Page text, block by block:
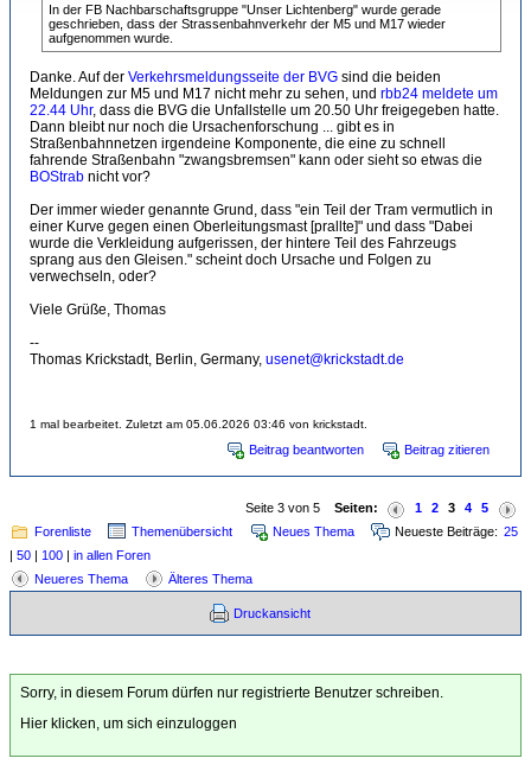
In der FB Nachbarschaftsgruppe "Unser Lichtenberg" wurde gerade
geschrieben, dass der Strassenbahnverkehr der M5 und M17 wieder
aufgenommen wurde.
Danke. Auf der Verkehrsmeldungsseite der BVG sind die beiden
Meldungen zur M5 und M17 nicht mehr zu sehen, und rbb24 meldete um
22.44 Uhr, dass die BVG die Unfallstelle um 20.50 Uhr freigegeben hatte.
Dann bleibt nur noch die Ursachenforschung ... gibt es in
Straßenbahnnetzen irgendeine Komponente, die eine zu schnell
fahrende Straßenbahn "zwangsbremsen" kann oder sieht so etwas die
BOStrab nicht vor?
Der immer wieder genannte Grund, dass "ein Teil der Tram vermutlich in
einer Kurve gegen einen Oberleitungsmast [prallte]" und dass "Dabei
wurde die Verkleidung aufgerissen, der hintere Teil des Fahrzeugs
sprang aus den Gleisen." scheint doch Ursache und Folgen zu
verwechseln, oder?
Viele Grüße, Thomas
--
Thomas Krickstadt, Berlin, Germany, usenet@krickstadt.de
1 mal bearbeitet. Zuletzt am 05.06.2026 03:46 von krickstadt.
Beitrag beantworten Beitrag zitieren
Seite 3 von 5 Seiten: 1 2 3 4
5
Forenliste
Themenübersicht Neues Thema Neueste Beiträge: 25
| 50 | 100 | in allen Foren
Neueres Thema
Älteres Thema
Druckansicht
Sorry, in diesem Forum dürfen nur registrierte Benutzer schreiben.
Hier klicken, um sich einzuloggen